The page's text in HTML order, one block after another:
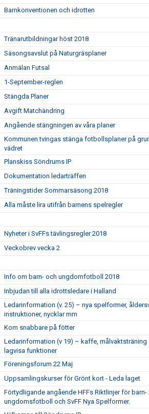
Barnkonventionen och idrotten
Tränarutbildningar höst 2018
Säsongsavslut på Naturgräsplaner
Anmälan Futsal
1-September-reglen
Stängda Planer
Avgift Matchändring
Angående stängningen av våra planer
Kommunen tvingas stänga fotbollsplaner på
vädret
Planskiss Söndrums IP
Dokumentation ledarträffen
Träningstider Sommarsäsong 2018
Alla måste lira utifrån barnens spelregler
Nyheter i SvFFs tävlingsregler 2018
Veckobrev vecka 2
Info om barn- och ungdomfotboll 2018
Inbjudan till alla idrottsledare i Halland
Ledarinformation (v. 25) – nya spelformer,
instruktioner, nycklar mm
Kom snabbare på fötter
Ledarinformation (v 19) – kaffe, målvaktsträning
lagvisa funktioner
Föreningsforum 22 Maj
Uppsamlingskurser för Grönt kort - Leda laget
Förtydligande angående HFFs Riktlinjer för barn-
ungdomsfotboll och SvFF Nya Spelformer.